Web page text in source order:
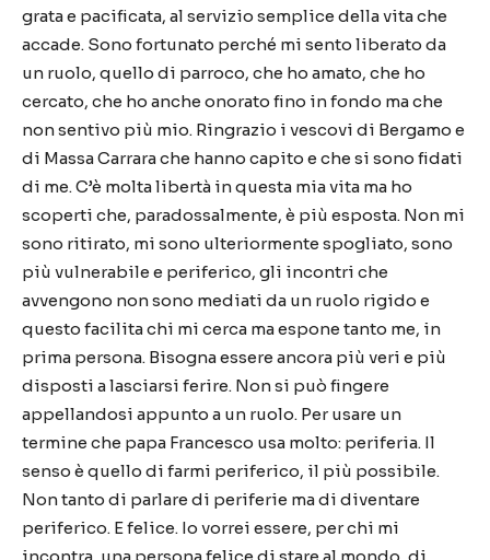
grata e pacificata, al servizio semplice della vita che
accade. Sono fortunato perché mi sento liberato da
un ruolo, quello di parroco, che ho amato, che ho
cercato, che ho anche onorato fino in fondo ma che
non sentivo più mio. Ringrazio i vescovi di Bergamo e
di Massa Carrara che hanno capito e che si sono fidati
di me. C’è molta libertà in questa mia vita ma ho
scoperti che, paradossalmente, è più esposta. Non mi
sono ritirato, mi sono ulteriormente spogliato, sono
più vulnerabile e periferico, gli incontri che
avvengono non sono mediati da un ruolo rigido e
questo facilita chi mi cerca ma espone tanto me, in
prima persona. Bisogna essere ancora più veri e più
disposti a lasciarsi ferire. Non si può fingere
appellandosi appunto a un ruolo. Per usare un
termine che papa Francesco usa molto: periferia. Il
senso è quello di farmi periferico, il più possibile.
Non tanto di parlare di periferie ma di diventare
periferico. E felice. Io vorrei essere, per chi mi